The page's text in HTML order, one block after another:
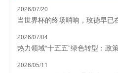
2026/07/20
当世界杯的终场哨响，玫德早已
2026/07/04
热力领域“十五五”绿色转型：政
2026/05/11